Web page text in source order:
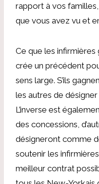
rapport à vos
que vous avez vu et
Ce que les
crée un précédent
sens large. S’ils
les autres de
L’inverse est
des concessions,
désigneront comme
soutenir les
meilleur contrat